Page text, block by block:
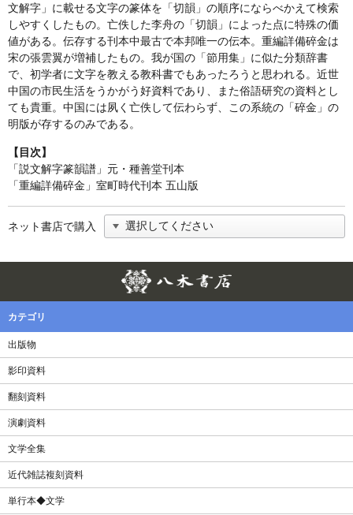
文解字」に載せる文字の篆体を「切韻」の順序にならべかえて検索
しやすくしたもの。亡佚した李舟の「切韻」によった点に特殊の価
値がある。伝存する刊本中最古で本邦唯一の伝本。重編詳備碎金は
宋の張雲翼が増補したもの。我が国の「節用集」に似た分類辞書
で、初学者に文字を教える教科書でもあったろうと思われる。近世
中国の市民生活をうかがう好資料であり、また俗語研究の資料とし
ても貴重。中国には夙く亡佚して伝わらず、この系統の「碎金」の
明版が存するのみである。
【目次】
「説文解字篆韻譜」元・種善堂刊本
「重編詳備碎金」室町時代刊本 五山版
ネット書店で購入
カテゴリ
出版物
影印資料
翻刻資料
演劇資料
文学全集
近代雑誌複刻資料
単行本◆文学